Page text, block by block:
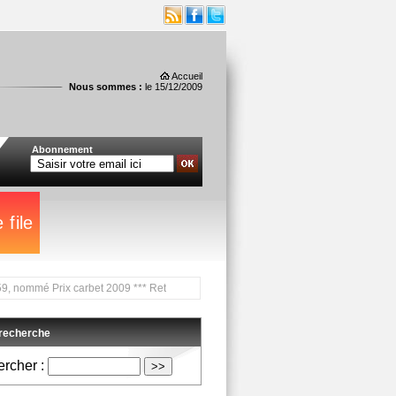
Accueil
Nous sommes : le 15/12/2009
Abonnement
carbet 2009 *** Retrouvez tous les rendez-vous de la campagne sur
: